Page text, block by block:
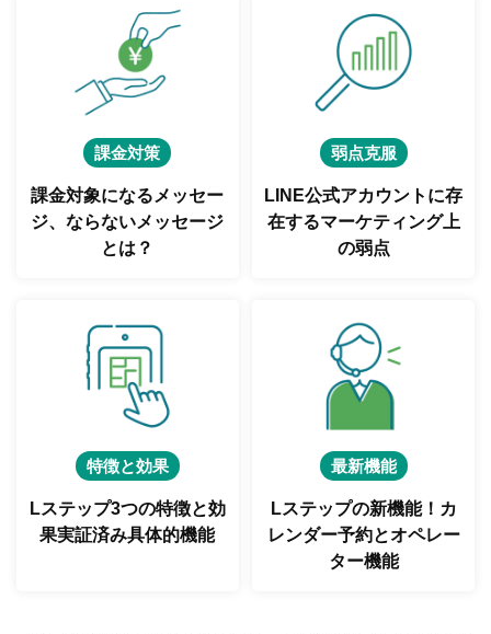
課金対策
課金対象になるメッセー
ジ、ならないメッセージ
とは？
弱点克服
LINE公式アカウントに存
在するマーケティング上
の弱点
特徴と効果
Lステップ3つの特徴と効
果実証済み具体的機能
最新機能
Lステップの新機能！ カ
レンダー予約とオペレー
ター機能